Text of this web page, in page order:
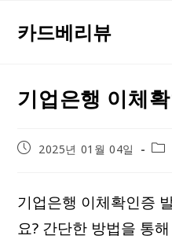
카드베리뷰
기업은행 이체
Post2025년 01월 04일
기업은행 이체확인증
요? 간단한 방법을 통